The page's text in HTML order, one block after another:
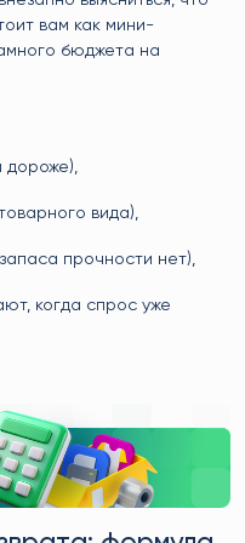
вам как мини-
бюджета на
дороже),
вида),
прочности нет),
когда спрос уже